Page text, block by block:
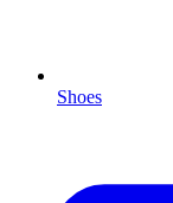
Shoes